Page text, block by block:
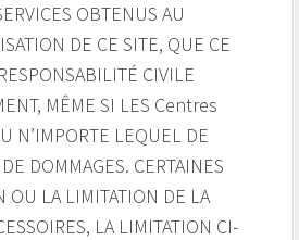
OBTENUS AU
DE CE SITE, QUE CE
CIVILE
MÊME SI LES Centres
N’IMPORTE LEQUEL DE
DOMMAGES. CERTAINES
OU LA LIMITATION DE LA
LA LIMITATION CI-